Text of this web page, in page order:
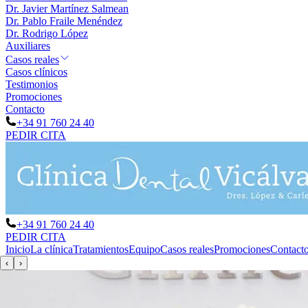
Dr. Javier Martínez Salmean
Dr. Pablo Fraile Menéndez
Dr. Rodrigo López
Auxiliares
Casos reales
Casos clínicos
Testimonios
Promociones
Contacto
+34 91 760 24 40
PEDIR CITA
+34 91 760 24 40
PEDIR CITA
InicioLa clínicaTratamientosEquipoCasos realesPromociones
‹ ›